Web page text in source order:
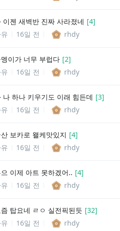
이젠 새벽반 진짜 사라졌네 [4]
16일 전 rhdy
이가 너무 부럽다 [2]
16일 전 rhdy
나 하나 키우기도 이래 힘든데 [3]
16일 전 rhdy
보카로 왤케맛있지 [4]
16일 전 rhdy
이제 아트 못하겠어.. [4]
16일 전 rhdy
즘 탑요네 ㄹㅇ 실전픽된듯 [32]
16일 전 rhdy